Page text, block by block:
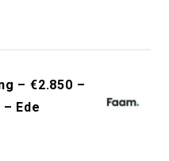
– €2.850 –
Ede